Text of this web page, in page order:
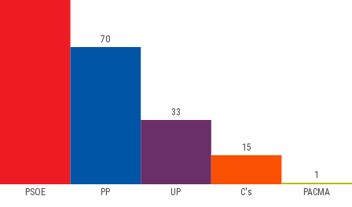
PSOE PP UP C's PACMA
70
33
15
1